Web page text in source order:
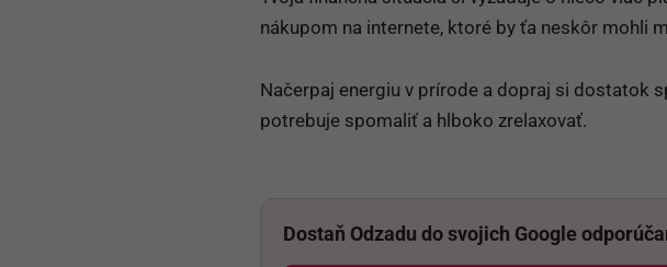
nákupom na internete, ktoré by ťa neskôr mohli
Načerpaj energiu v prírode a dopraj si dostatok
potrebuje spomaliť a hlboko zrelaxovať.
Dostaň Odzadu do svojich Google